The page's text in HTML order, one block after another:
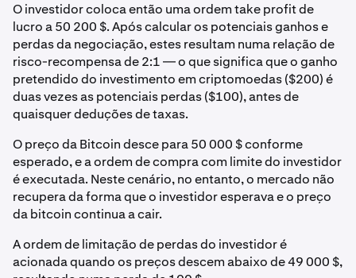
O investidor coloca então uma ordem take profit de
lucro a 50 200 $. Após calcular os potenciais ganhos e
perdas da negociação, estes resultam numa relação de
risco-recompensa de 2:1 — o que significa que o ganho
pretendido do investimento em criptomoedas ($200) é
duas vezes as potenciais perdas ($100), antes de
quaisquer deduções de taxas.
O preço da Bitcoin desce para 50 000 $ conforme
esperado, e a ordem de compra com limite do investidor
é executada. Neste cenário, no entanto, o mercado não
recupera da forma que o investidor esperava e o preço
da bitcoin continua a cair.
A ordem de limitação de perdas do investidor é
acionada quando os preços descem abaixo de 49 000 $,